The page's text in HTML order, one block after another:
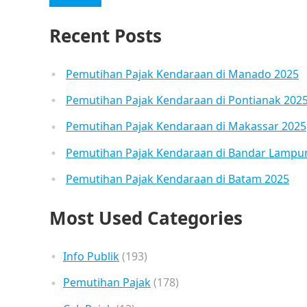
Recent Posts
Pemutihan Pajak Kendaraan di Manado 2025
Pemutihan Pajak Kendaraan di Pontianak
Pemutihan Pajak Kendaraan di Makassar 2025
Pemutihan Pajak Kendaraan di Bandar
Pemutihan Pajak Kendaraan di Batam 2025
Most Used Categories
Info Publik(193)
Pemutihan Pajak(178)